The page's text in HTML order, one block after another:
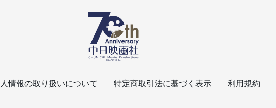
情報の取り扱いについて 特定商取引法に基づく表示 利用規約